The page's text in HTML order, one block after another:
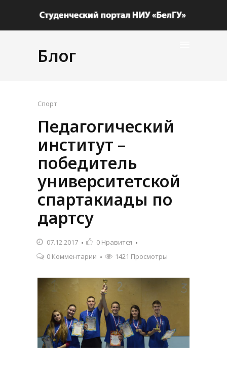
Блог
Спорт
Педагогический
институт –
победитель
университетской
спартакиады по
дартсу
07.12.2017 0 Нравится
0 Комментарии
1421 Просмотры